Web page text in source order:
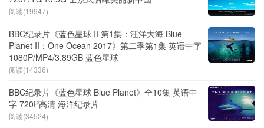
阅读(19947)
BBC纪录片《蓝色星球 II 第1集：汪洋大海 Blue
Planet II：One Ocean 2017》第二季第1集 英语中字
1080P/MP4/3.89GB 蓝色星球
阅读(14336)
BBC纪录片《蓝色星球 Blue Planet》全10集 英语中
字 720P高清 海洋纪录片
阅读(34524)